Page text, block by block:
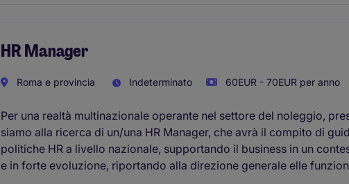
HR Manager
Roma e provincia Indeterminato 60EUR - 70EUR per anno
Per una realtà multinazionale operante nel settore del noleggio,
siamo alla ricerca di un/una HR Manager, che avrà il compito di
politiche HR a livello nazionale, supportando il business in un
e in forte evoluzione, riportando alla direzione generale elle